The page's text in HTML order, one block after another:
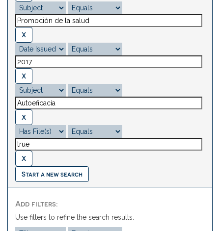
Start a new search
Add filters:
Use filters to refine the search results.